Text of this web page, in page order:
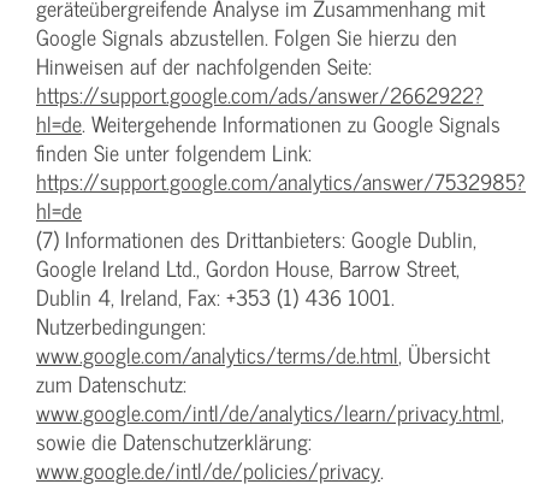
geräteübergreifende Analyse im Zusammenhang mit
Google Signals abzustellen. Folgen Sie hierzu den
Hinweisen auf der nachfolgenden Seite:
https://support.google.com/ads/answer/2662922?
hl=de. Weitergehende Informationen zu Google Signals
finden Sie unter folgendem Link:
https://support.google.com/analytics/answer/7532985?
hl=de
(7) Informationen des Drittanbieters: Google Dublin,
Google Ireland Ltd., Gordon House, Barrow Street,
Dublin 4, Ireland, Fax: +353 (1) 436 1001.
Nutzerbedingungen:
www.google.com/analytics/terms/de.html, Übersicht
zum Datenschutz:
www.google.com/intl/de/analytics/learn/privacy.html,
sowie die Datenschutzerklärung:
www.google.de/intl/de/policies/privacy.